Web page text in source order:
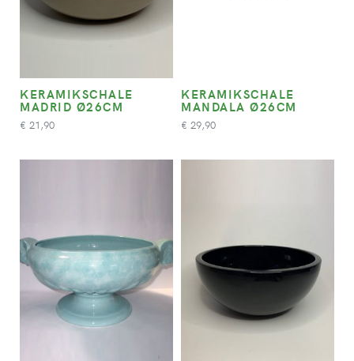
KERAMIKSCHALE
MADRID Ø26CM
€ 21,90
KERAMIKSCHALE
MANDALA Ø26CM
€ 29,90